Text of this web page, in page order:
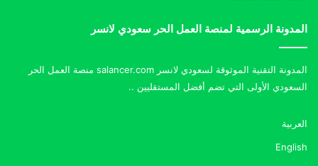
المدونة الرسمية لمنصة العمل الحر سعودي لانسر
المدونة التقنية الموثوقة لسعودي لانسر salancer.com منصة العمل الحر
السعودي الأولى التي تضم أفضل المستقليين ..
العربية
English